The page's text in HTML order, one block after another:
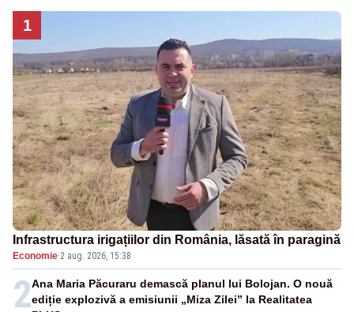
1
Infrastructura irigațiilor din România, lăsată în paragină
Economie·2 aug. 2026, 15:38
2Ana Maria Păcuraru demască planul lui Bolojan. O nouă
ediție explozivă a emisiunii „Miza Zilei” la Realitatea